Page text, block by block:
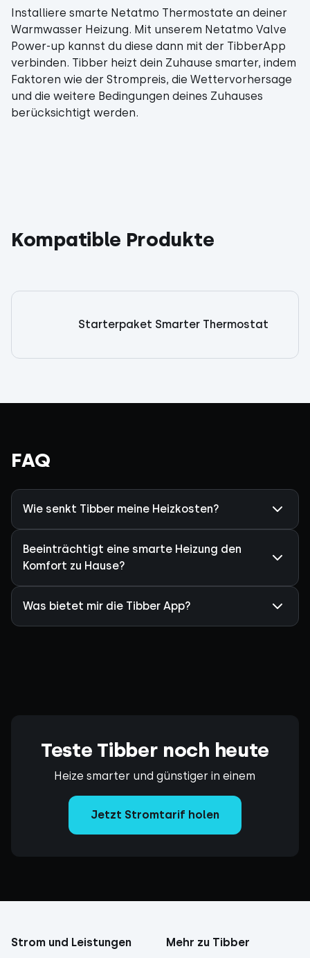
Installiere smarte Netatmo Thermostate an deiner
Warmwasser Heizung. Mit unserem Netatmo Valve
Power-up kannst du diese dann mit der TibberApp
verbinden. Tibber heizt dein Zuhause smarter, indem
Faktoren wie der Strompreis, die Wettervorhersage
und die weitere Bedingungen deines Zuhauses
berücksichtigt werden.
Kompatible Produkte
Starterpaket Smarter Thermostat
FAQ
Wie senkt Tibber meine Heizkosten?
Beeinträchtigt eine smarte Heizung den
Komfort zu Hause?
Was bietet mir die Tibber App?
Teste Tibber noch heute
Heize smarter und günstiger in einem
Jetzt Stromtarif holen
Strom und Leistungen
Mehr zu Tibber